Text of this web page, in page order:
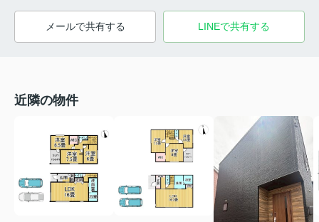
メールで共有する LINEで共有する
近隣の物件